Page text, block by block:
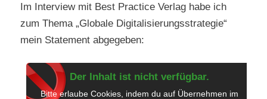
Im Interview mit Best Practice Verlag habe ich
zum Thema „Globale Digitalisierungsstrategie“
mein Statement abgegeben:
Der Inhalt ist nicht verfügbar.
Bitte erlaube Cookies, indem du auf Übernehmen im